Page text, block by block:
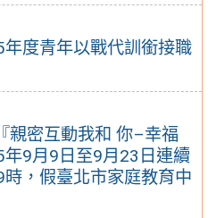
度青年以戰代訓銜接職
親密互動我和 你–幸福
9月9日至9月23日連續
，假臺北市家庭教育中